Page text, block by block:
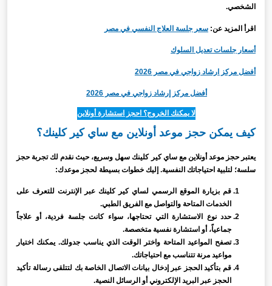
الشخصي.
اقرأ المزيد عن: سعر جلسة العلاج النفسي في مصر
أسعار جلسات تعديل السلوك
أفضل مركز ارشاد زواجي في مصر 2026
أفضل مركز إرشاد زواجي في مصر 2026
لا يمكنك الخروج؟ احجز استشارة أونلاين
كيف يمكن حجز موعد أونلاين مع ساي كير كلينك؟
يعتبر حجز موعد أونلاين مع ساي كير كلينك سهل وسريع، حيث نقدم لك تجربة حجز
سلسة؛ لتلبية احتياجاتك النفسية. إليك خطوات بسيطة لحجز موعدك:
قم بزيارة الموقع الرسمي لساي كير كلينك عبر الإنترنت للتعرف على
الخدمات المتاحة والتواصل مع الفريق الطبي.
حدد نوع الاستشارة التي تحتاجها، سواء كانت جلسة فردية، أو علاجاً
جماعياً، أو استشارة نفسية متخصصة.
تصفح المواعيد المتاحة واختر الوقت الذي يناسب جدولك. يمكنك اختيار
مواعيد مرنة تتناسب مع احتياجاتك.
قم بتأكيد الحجز عبر إدخال بيانات الاتصال الخاصة بك لتتلقى رسالة تأكيد
الحجز عبر البريد الإلكتروني أو الرسائل النصية.